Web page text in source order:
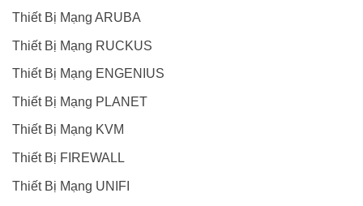
Thiết Bị Mạng ARUBA
Thiết Bị Mạng RUCKUS
Thiết Bị Mạng ENGENIUS
Thiết Bị Mạng PLANET
Thiết Bị Mạng KVM
Thiết Bị FIREWALL
Thiết Bị Mạng UNIFI